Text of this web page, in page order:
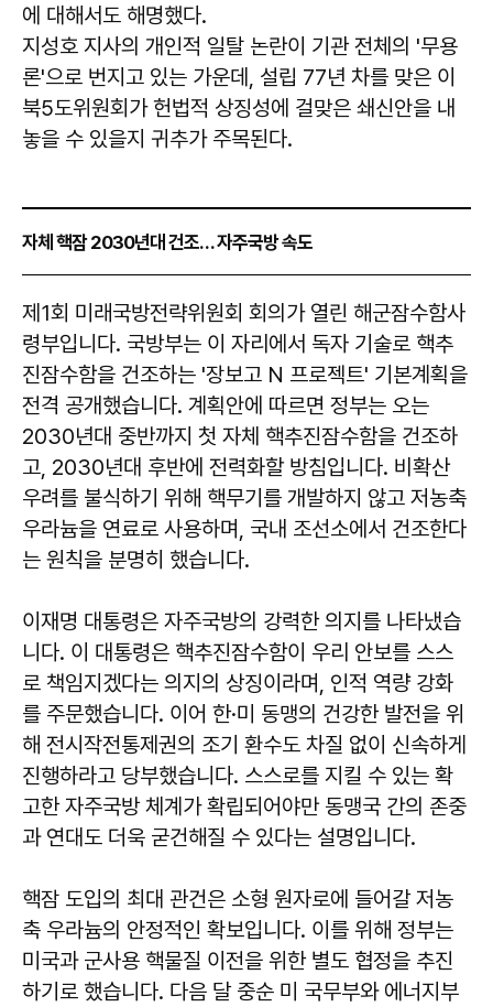
에 대해서도 해명했다.
지성호 지사의 개인적 일탈 논란이 기관 전체의 '무용
론'으로 번지고 있는 가운데, 설립 77년 차를 맞은 이
북5도위원회가 헌법적 상징성에 걸맞은 쇄신안을 내
놓을 수 있을지 귀추가 주목된다.
자체 핵잠 2030년대 건조… 자주국방 속도
제1회 미래국방전략위원회 회의가 열린 해군잠수함사
령부입니다. 국방부는 이 자리에서 독자 기술로 핵추
진잠수함을 건조하는 '장보고 N 프로젝트' 기본계획을
전격 공개했습니다. 계획안에 따르면 정부는 오는
2030년대 중반까지 첫 자체 핵추진잠수함을 건조하
고, 2030년대 후반에 전력화할 방침입니다. 비확산
우려를 불식하기 위해 핵무기를 개발하지 않고 저농축
우라늄을 연료로 사용하며, 국내 조선소에서 건조한다
는 원칙을 분명히 했습니다.
이재명 대통령은 자주국방의 강력한 의지를 나타냈습
니다. 이 대통령은 핵추진잠수함이 우리 안보를 스스
로 책임지겠다는 의지의 상징이라며, 인적 역량 강화
를 주문했습니다. 이어 한·미 동맹의 건강한 발전을 위
해 전시작전통제권의 조기 환수도 차질 없이 신속하게
진행하라고 당부했습니다. 스스로를 지킬 수 있는 확
고한 자주국방 체계가 확립되어야만 동맹국 간의 존중
과 연대도 더욱 굳건해질 수 있다는 설명입니다.
핵잠 도입의 최대 관건은 소형 원자로에 들어갈 저농
축 우라늄의 안정적인 확보입니다. 이를 위해 정부는
미국과 군사용 핵물질 이전을 위한 별도 협정을 추진
하기로 했습니다. 다음 달 중순 미 국무부와 에너지부